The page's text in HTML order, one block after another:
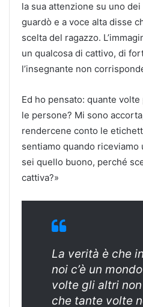
la sua attenzione su uno
guardò e a voce alta disse
scelta del ragazzo.
un qualcosa di cattivo, di
l’insegnante non
Ed ho pensato: quante
le persone? Mi sono
rendercene conto le
sentiamo quando riceviamo
sei quello buono, perché
cattiva?»
La verità è che
noi c’è un
volte gli altri
che tante volte